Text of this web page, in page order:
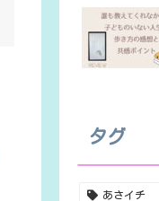
タグ
あさイチ